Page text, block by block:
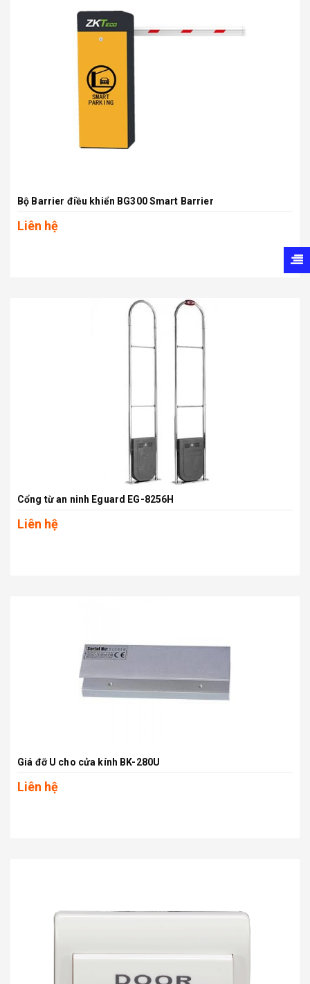
Bộ Barrier điều khiển BG300 Smart Barrier
Liên hệ
Cổng từ an ninh Eguard EG-8256H
Liên hệ
Giá đỡ U cho cửa kính BK-280U
Liên hệ